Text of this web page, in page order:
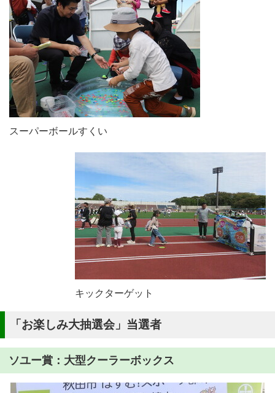
スーパーボールすくい
キックターゲット
「お楽しみ大抽選会」当選者
ソユー賞：大型クーラーボックス